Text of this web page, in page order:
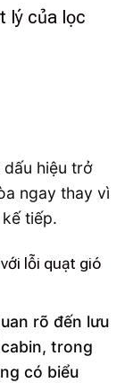
lý của lọc
dấu hiệu trở
ngay thay vì
tiếp.
lỗi quạt gió
rõ đến lưu
trong
có biểu